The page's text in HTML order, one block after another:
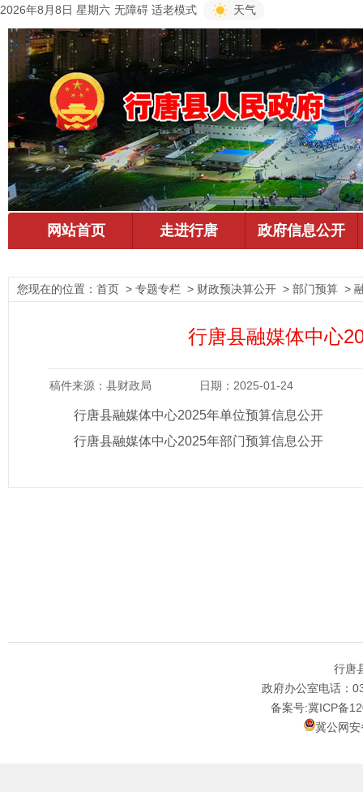
2026年8月8日 星期六 无障碍 适老模式 天气
您现在的位置： 首页 > 专题专栏 > 财政预决算公开 > 部门预算 >
行唐县融媒体中心
稿件来源：县财政局 日期：2025-01-24
行唐县融媒体中心2025年单位预算信息公开
行唐县融媒体中心2025年部门预算信息公开